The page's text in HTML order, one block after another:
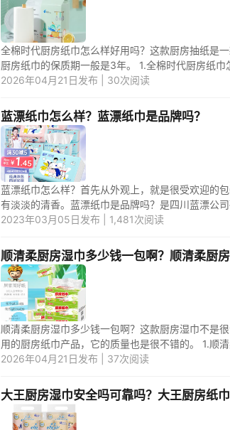
全棉时代厨房纸巾怎么样好用吗？这款厨房抽纸是
厨房纸巾的保质期一般是3年。 1.全棉时代厨房纸巾
2026年04月21日发布 | 30次阅读
蓝漂纸巾怎么样？蓝漂纸巾是品牌吗？
蓝漂纸巾怎么样？首先从外观上，就是很受欢迎的
有淡淡的清香。蓝漂纸巾是品牌吗？是四川蓝漂公
2023年03月05日发布 | 1,481次阅读
顺清柔厨房湿巾多少钱一包啊？顺清柔厨
顺清柔厨房湿巾多少钱一包啊？这款厨房湿巾不是
用的厨房纸巾产品，它的质量也是很不错的。 1.顺
2026年04月21日发布 | 37次阅读
大王厨房湿巾安全吗可靠吗？大王厨房纸